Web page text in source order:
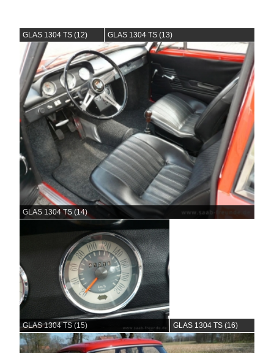
GLAS 1304 TS (12) GLAS 1304 TS (13)
GLAS 1304 TS (14)
GLAS 1304 TS (15) GLAS 1304 TS (16)